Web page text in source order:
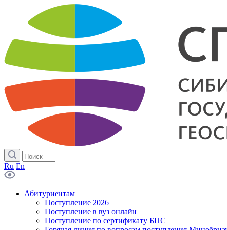
Ru En
Абитуриентам
Поступление 2026
Поступление в вуз онлайн
Поступление по сертификату БПС